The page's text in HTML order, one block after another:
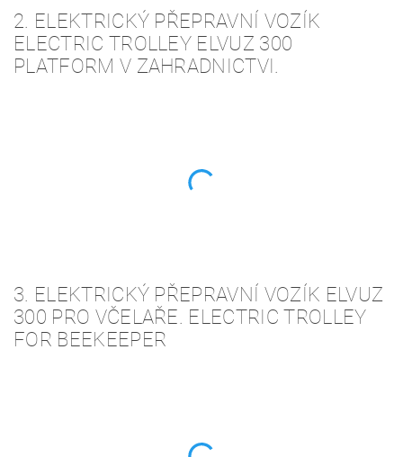
2. ELEKTRICKÝ PŘEPRAVNÍ VOZÍK
ELECTRIC TROLLEY ELVUZ 300
PLATFORM V ZAHRADNICTVI.
3. ELEKTRICKÝ PŘEPRAVNÍ VOZÍK ELVUZ
300 PRO VČELAŘE. ELECTRIC TROLLEY
FOR BEEKEEPER